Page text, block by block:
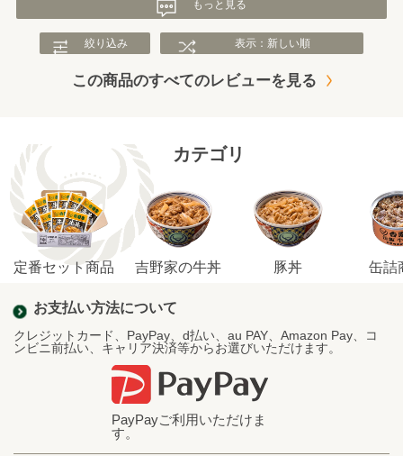
もっと見る
絞り込み 表示：新しい順
この商品のすべてのレビューを見る
カテゴリ
定番セット商品 吉野家の牛丼 豚丼 缶詰
お支払い方法について
クレジットカード、PayPay、d払い、au PAY、Amazon Pay、コ
ンビニ前払い、キャリア決済等からお選びいただけます。
PayPayご利用いただけま
す。